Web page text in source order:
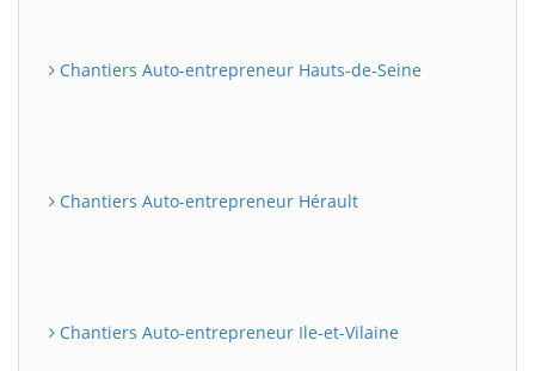
Chantiers Auto-entrepreneur Hauts-de-Seine
Chantiers Auto-entrepreneur Hérault
Chantiers Auto-entrepreneur Ile-et-Vilaine